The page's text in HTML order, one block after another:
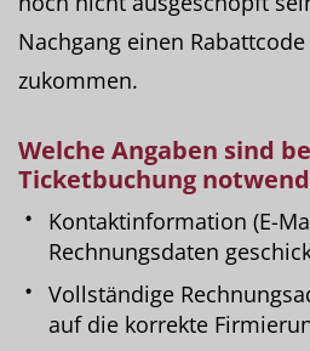
Nachgang einen
zukommen.
Welche Angaben sind
Ticketbuchung
Kontaktinformation (E-
Rechnungsdaten
Vollständige
auf die korrekte